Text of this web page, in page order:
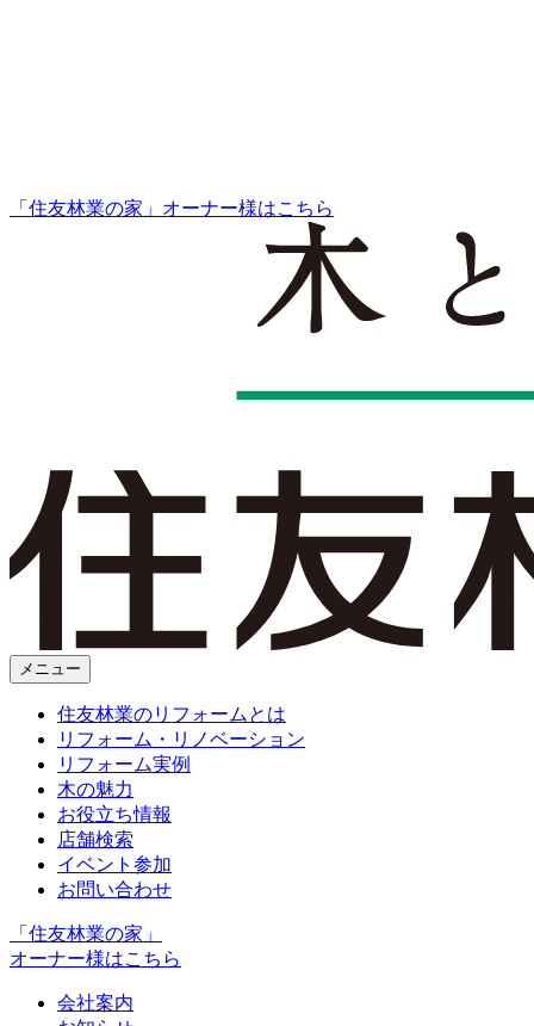
「住友林業の家」オーナー様はこちら
メニュー
住友林業のリフォームとは
リフォーム・リノベーション
リフォーム実例
木の魅力
お役立ち情報
店舗検索
イベント参加
お問い合わせ
「住友林業の家」
オーナー様はこちら
会社案内